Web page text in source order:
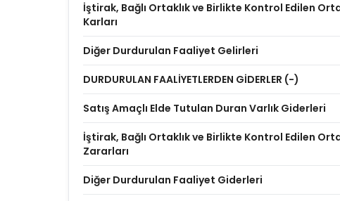
İştirak, Bağlı Ortaklık ve Birlikte Kontrol Edilen
Karları
Diğer Durdurulan Faaliyet Gelirleri
DURDURULAN FAALİYETLERDEN GİDERLER (-)
Satış Amaçlı Elde Tutulan Duran Varlık Giderleri
İştirak, Bağlı Ortaklık ve Birlikte Kontrol Edilen
Zararları
Diğer Durdurulan Faaliyet Giderleri